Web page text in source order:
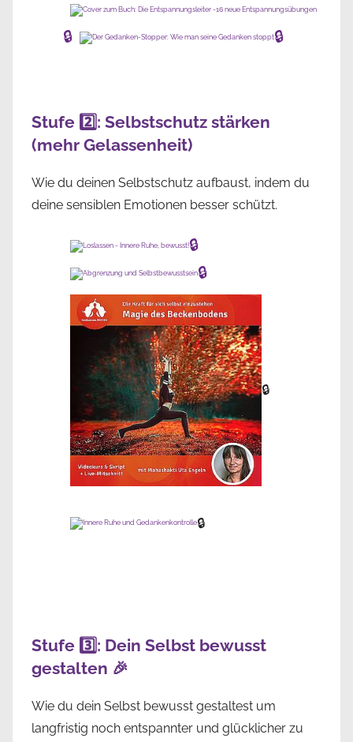
🔒 🔒
Stufe 2️⃣: Selbstschutz stärken
(mehr Gelassenheit)
Wie du deinen Selbstschutz aufbaust, indem du
deine sensiblen Emotionen besser schützt.
🔒
🔒
🔒
🔒
Stufe 3️⃣: Dein Selbst bewusst
gestalten 🎉
Wie du dein Selbst bewusst gestaltest um
langfristig noch entspannter und glücklicher zu